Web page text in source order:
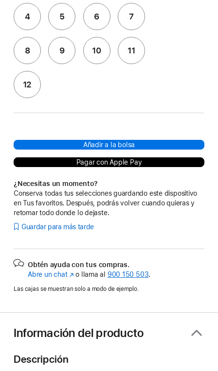
4 5 6 7
8 9 10 11
12
Añadir a la bolsa
Pagar con Apple Pay
¿Necesitas un momento?
Conserva todas tus selecciones guardando este dispositivo
en Tus favoritos. Después, podrás volver cuando quieras y
retomar todo donde lo dejaste.
Guardar para más tarde
Obtén ayuda con tus compras.
Abre un chat(Se
abre
ventana
o llama al 900 150 503.
Las cajas se muestran solo a modo de ejemplo.
Información del producto
Descripción